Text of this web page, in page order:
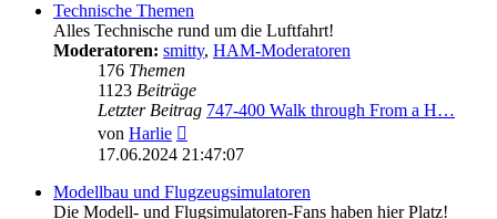
Technische Themen
Alles Technische rund um die Luftfahrt!
Moderatoren: smitty, HAM-Moderatoren
176 Themen
1123 Beiträge
Letzter Beitrag 747-400 Walk through From a H…
von Harlie
Beitrag
17.06.2024 21:47:07
Modellbau und Flugzeugsimulatoren
Die Modell- und Flugsimulatoren-Fans haben hier Platz!